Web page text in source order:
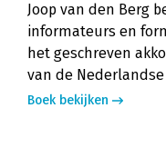
Joop van den Berg
informateurs en
het geschreven
van de
Boek bekijken